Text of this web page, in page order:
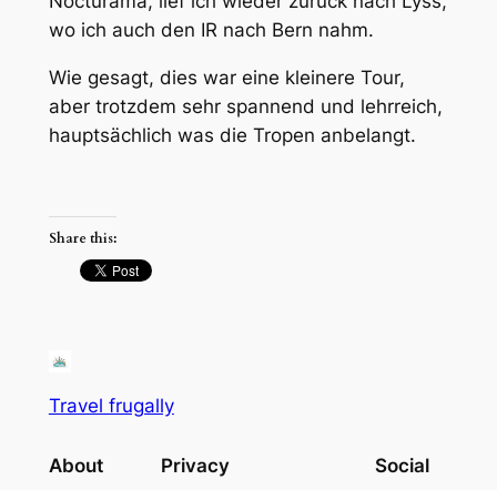
wo ich auch den IR nach Bern nahm.
Wie gesagt, dies war eine kleinere Tour,
aber trotzdem sehr spannend und lehrreich,
hauptsächlich was die Tropen anbelangt.
Share this:
Travel frugally
About Privacy Social